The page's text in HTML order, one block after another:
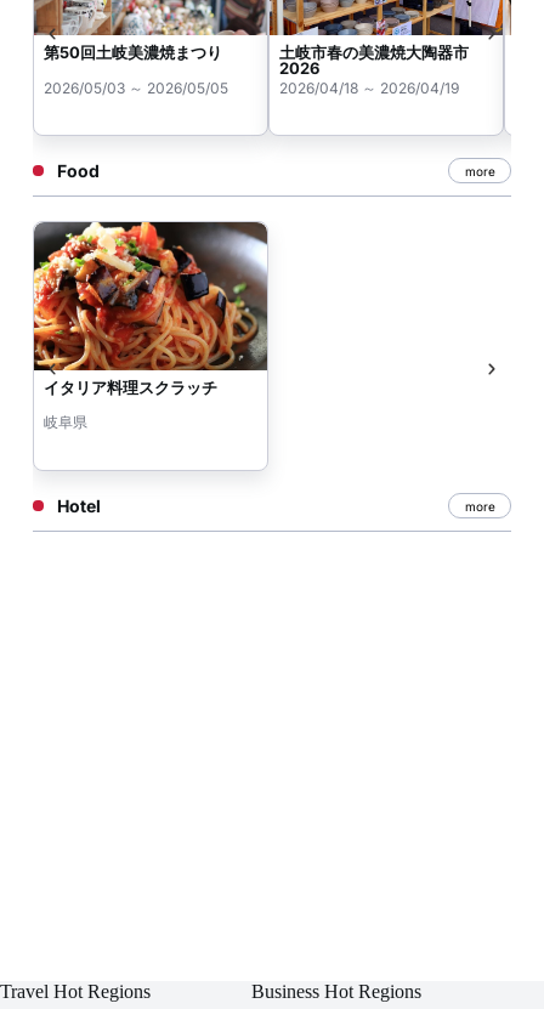
第50回土岐美濃焼まつり
2026/05/03 ～ 2026/05/05
土岐市春の美濃焼大陶器市
2026
2026/04/18 ～ 2026/04/19
Food more
イタリア料理スクラッチ
岐阜県
Hotel more
Travel Hot Regions Business Hot Regions